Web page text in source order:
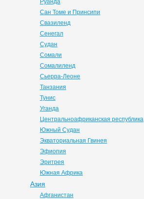
Руанда
Сан Томе и Принсипи
Свазиленд
Сенегал
Судан
Сомали
Сомалиленд
Сьерра-Леоне
Танзания
Тунис
Уганда
Центральноафриканская республика
Южный Судан
Экваториальная Гвинея
Эфиопия
Эритрея
Южная Африка
Азия
Афганистан